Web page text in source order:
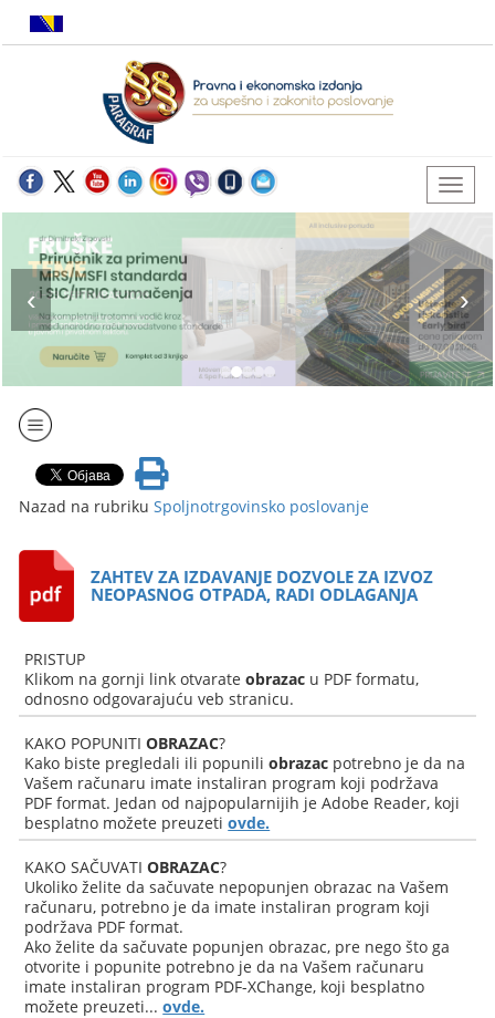
Nazad na rubrikuSpoljnotrgovinsko poslovanje
ZAHTEV ZA IZDAVANJE DOZVOLE ZA IZVOZ
NEOPASNOG OTPADA, RADI ODLAGANJA
PRISTUP
Klikom na gornji link otvarateobrazac u PDF formatu,
odnosno odgovarajuću veb stranicu.
KAKO POPUNITIOBRAZAC?
Kako biste pregledali ili popuniliobrazac potrebno je da na
Vašem računaru imate instaliran program koji podržava
PDF format. Jedan od najpopularnijih je Adobe Reader, koji
besplatno možete preuzetiovde.
KAKO SAČUVATIOBRAZAC?
Ukoliko želite da sačuvate nepopunjen obrazac na Vašem
računaru, potrebno je da imate instaliran program koji
podržava PDF format.
Ako želite da sačuvate popunjen obrazac, pre nego što ga
otvorite i popunite potrebno je da na Vašem računaru
imate instaliran program PDF-XChange, koji besplatno
možete preuzeti...ovde.